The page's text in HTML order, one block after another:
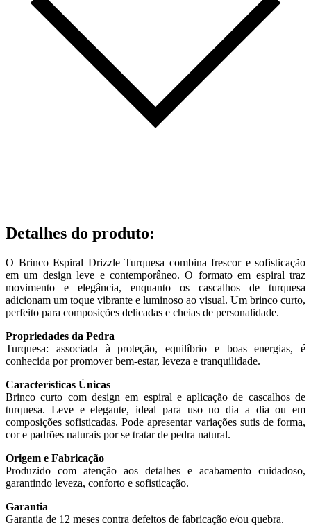
Detalhes do produto:
O Brinco Espiral Drizzle Turquesa combina frescor e sofisticação
em um design leve e contemporâneo. O formato em espiral traz
movimento e elegância, enquanto os cascalhos de turquesa
adicionam um toque vibrante e luminoso ao visual. Um brinco curto,
perfeito para composições delicadas e cheias de personalidade.
Propriedades da Pedra
Turquesa: associada à proteção, equilíbrio e boas energias, é
conhecida por promover bem-estar, leveza e tranquilidade.
Características Únicas
Brinco curto com design em espiral e aplicação de cascalhos de
turquesa. Leve e elegante, ideal para uso no dia a dia ou em
composições sofisticadas. Pode apresentar variações sutis de forma,
cor e padrões naturais por se tratar de pedra natural.
Origem e Fabricação
Produzido com atenção aos detalhes e acabamento cuidadoso,
garantindo leveza, conforto e sofisticação.
Garantia
Garantia de 12 meses contra defeitos de fabricação e/ou quebra.